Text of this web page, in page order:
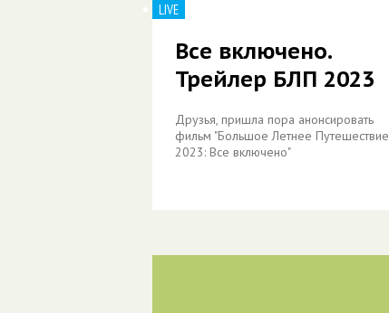
LIVE
Все включено.
Трейлер БЛП 2023
Друзья, пришла пора анонсировать
фильм "Большое Летнее Путешествие
2023: Все включено"